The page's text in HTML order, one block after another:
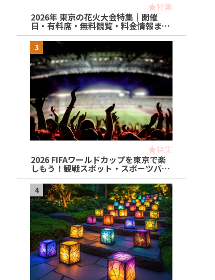
特集
2026年 東京の花火大会特集｜開催
日・有料席・無料観覧・料金情報ま…
3
特集
2026 FIFAワールドカップを東京で楽
しもう！観戦スポット・スポーツバ…
4